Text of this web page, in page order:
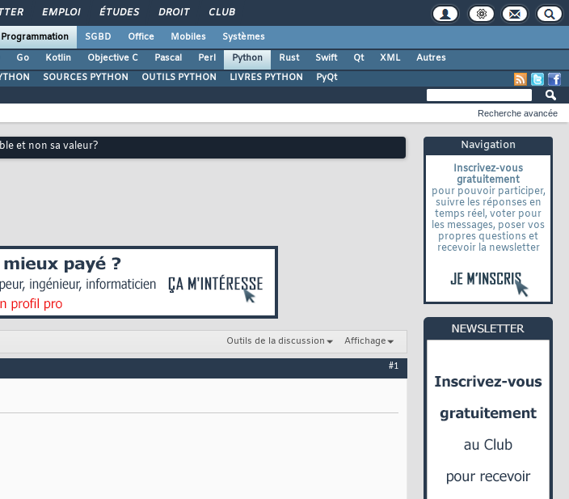
EMPLOI ÉTUDES DROIT CLUB
Programmation SGBD Office Mobiles
Systèmes
Go Kotlin Objective C Pascal Perl Python Rust Swift Qt XML
Autres
SOURCES PYTHON OUTILS PYTHON LIVRES PYTHON PyQt
Navigation
Inscrivez-vous
gratuitement
pour pouvoir participer,
suivre les réponses en
temps réel, voter pour
les messages, poser vos
propres questions et
recevoir la newsletter
Recherche avancée
et non sa valeur?
Outils de la discussion Affichage
#1